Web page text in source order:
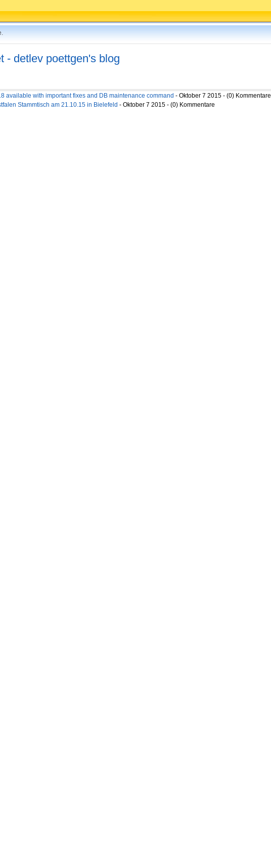
- detlev poettgen's blog
available with important fixes and DB maintenance command - Oktober 7 2015 - (0) Kommentare
Stammtisch am 21.10.15 in Bielefeld - Oktober 7 2015 - (0) Kommentare